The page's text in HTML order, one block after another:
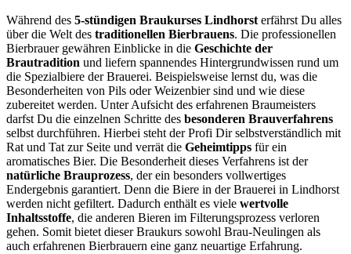
Während des 5-stündigen Braukurses Lindhorst erfährst Du alles
über die Welt des traditionellen Bierbrauens. Die professionellen
Bierbrauer gewähren Einblicke in die Geschichte der
Brautradition und liefern spannendes Hintergrundwissen rund um
die Spezialbiere der Brauerei. Beispielsweise lernst du, was die
Besonderheiten von Pils oder Weizenbier sind und wie diese
zubereitet werden. Unter Aufsicht des erfahrenen Braumeisters
darfst Du die einzelnen Schritte des besonderen Brauverfahrens
selbst durchführen. Hierbei steht der Profi Dir selbstverständlich mit
Rat und Tat zur Seite und verrät die Geheimtipps für ein
aromatisches Bier. Die Besonderheit dieses Verfahrens ist der
natürliche Brauprozess, der ein besonders vollwertiges
Endergebnis garantiert. Denn die Biere in der Brauerei in Lindhorst
werden nicht gefiltert. Dadurch enthält es viele wertvolle
Inhaltsstoffe, die anderen Bieren im Filterungsprozess verloren
gehen. Somit bietet dieser Braukurs sowohl Brau-Neulingen als
auch erfahrenen Bierbrauern eine ganz neuartige Erfahrung.